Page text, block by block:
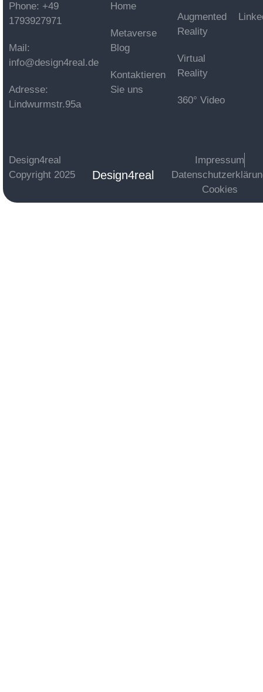
Phone: +49
1793927971
Mail:
info@design4real.de
Adresse:
Lindwurmstr.95a
Home
Metaverse
Blog
Kontaktieren
Sie uns
Augmented
Reality
Virtual
Reality
360° Video
Design4real
Copyright 2025
Design4real
Impressum
Cookies